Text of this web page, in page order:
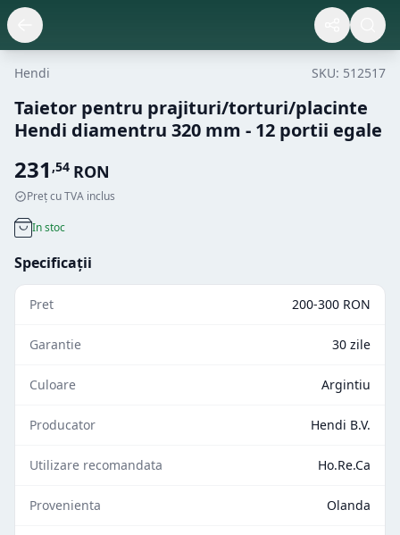
Hendi SKU: 512517
Taietor pentru prajituri/torturi/placinte
Hendi diamentru 320 mm - 12 portii egale
231 ,54 RON
Preț cu TVA inclus
In stoc
Specificații
Pret 200-300 RON
Garantie 30 zile
Culoare Argintiu
Producator Hendi B.V.
Utilizare recomandata Ho.Re.Ca
Provenienta Olanda